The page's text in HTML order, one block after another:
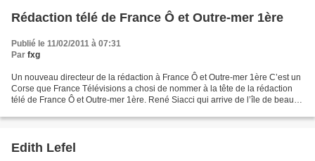
Rédaction télé de France Ô et Outre-mer 1ère
Publié le 11/02/2011 à 07:31
Par fxg
Un nouveau directeur de la rédaction à France Ô et Outre-mer 1ère C’est un
Corse que France Télévisions a chosi de nommer à la tête de la rédaction
télé de France Ô et Outre-mer 1ère. René Siacci qui arrive de l’île de beauté
Edith Lefel